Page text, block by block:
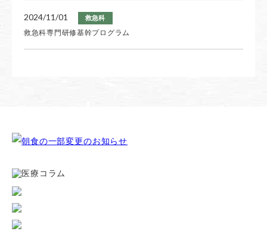
2024/11/01 救急科
救急科専門研修基幹プログラム